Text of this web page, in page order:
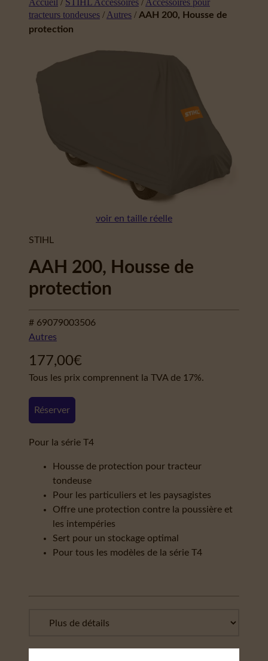
Accueil / STIHL Accessoires / Accessoires pour
tracteurs tondeuses / Autres / AAH 200, Housse de
protection
voir en taille réelle
STIHL
AAH 200, Housse de
protection
# 69079003506
Autres
177,00€
Tous les prix comprennent la TVA de 17%.
Réserver
Pour la série T4
Housse de protection pour tracteur
tondeuse
Pour les particuliers et les paysagistes
Offre une protection contre la poussière et
les intempéries
Sert pour un stockage optimal
Pour tous les modèles de la série T4